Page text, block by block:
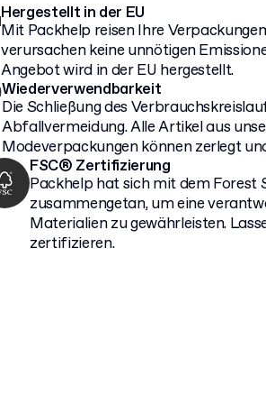
Hergestellt in der EU
Mit Packhelp reisen Ihre
verursachen keine unnötigen
Angebot wird in der EU hergestellt.
Wiederverwendbarkeit
Die Schließung des
Abfallvermeidung. Alle Artikel aus
Modeverpackungen können zerlegt
FSC® Zertifizierung
Packhelp hat sich mit dem
zusammengetan, um eine
Materialien zu gewährleisten.
zertifizieren.